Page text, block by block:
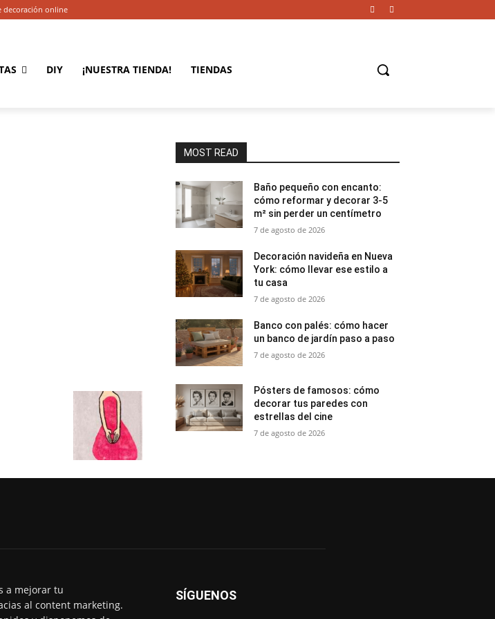
decoración online
DIY ¡NUESTRA TIENDA! TIENDAS
MOST READ
Baño pequeño con encanto:
cómo reformar y decorar 3-5
m² sin perder un centímetro
7 de agosto de 2026
Decoración navideña en Nueva
York: cómo llevar ese estilo a
tu casa
7 de agosto de 2026
Banco con palés: cómo hacer
un banco de jardín paso a paso
7 de agosto de 2026
Pósters de famosos: cómo
decorar tus paredes con
estrellas del cine
7 de agosto de 2026
a mejorar tu
al content marketing.
SÍGUENOS